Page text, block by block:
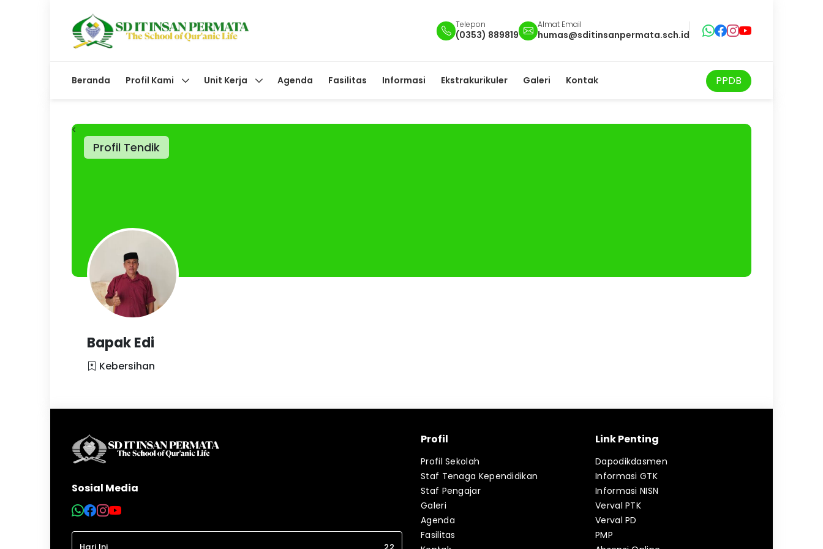
Telepon
(0353) 889819
Almat Email
humas@sditinsanpermata.sch.id
Beranda Profil Kami Unit Kerja Agenda Fasilitas Informasi Ekstrakurikuler Galeri Kontak PPDB
Profil Tendik
<
Bapak Edi
Kebersihan
Sosial Media
Profil
Profil Sekolah
Staf Tenaga Kependidikan
Staf Pengajar
Galeri
Agenda
Fasilitas
Link Penting
Dapodikdasmen
Informasi GTK
Informasi NISN
Verval PTK
Verval PD
PMP